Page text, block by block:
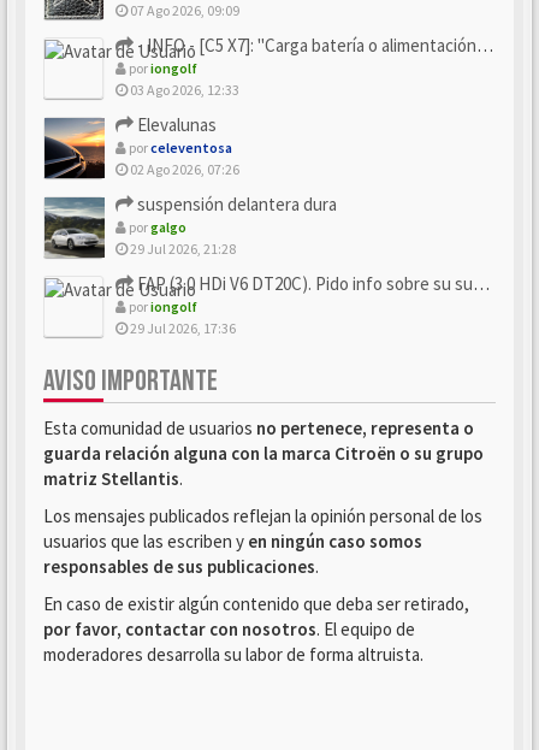
07 Ago 2026, 09:09
- INFO - [C5 X7]: "Carga batería o alimentación eléctri...
poriongolf
03 Ago 2026, 12:33
Elevalunas
porceleventosa
02 Ago 2026, 07:26
suspensión delantera dura
porgalgo
29 Jul 2026, 21:28
FAP (3.0 HDi V6 DT20C). Pido info sobre su sustitución
poriongolf
29 Jul 2026, 17:36
AVISO IMPORTANTE
Esta comunidad de usuarios no pertenece, representa o
guarda relación alguna con la marca Citroën o su grupo
matriz Stellantis.
Los mensajes publicados reflejan la opinión personal de los
usuarios que las escriben y en ningún caso somos
responsables de sus publicaciones.
En caso de existir algún contenido que deba ser retirado,
por favor, contactar con nosotros. El equipo de
moderadores desarrolla su labor de forma altruista.